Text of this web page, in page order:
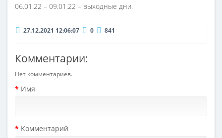
06.01.22 – 09.01.22 – выходные дни.
27.12.2021 12:06:07 0 841
Комментарии:
Нет комментариев.
Имя
Комментарий